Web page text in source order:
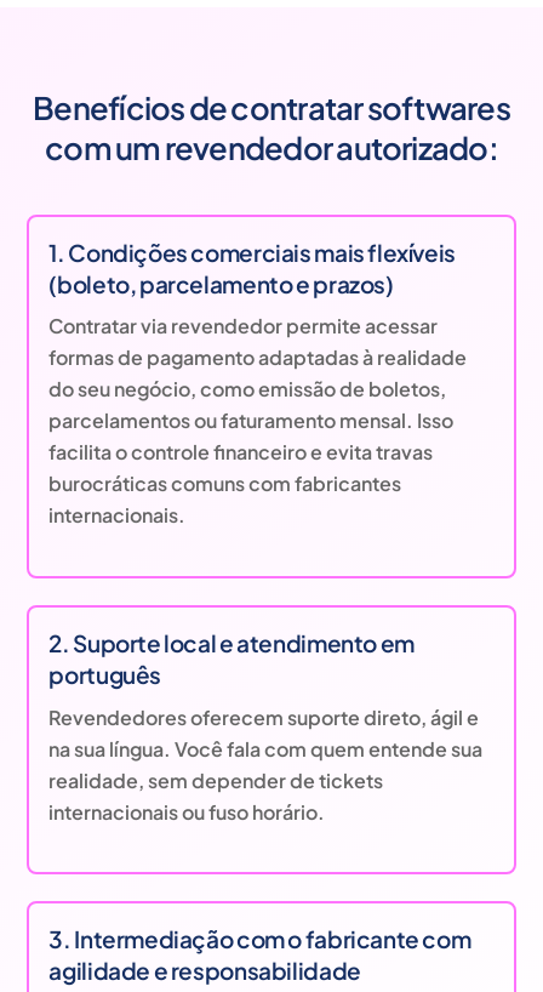
Benefícios de contratar softwares
com um revendedor autorizado:
1. Condições comerciais mais flexíveis
(boleto, parcelamento e prazos)
Contratar via revendedor permite acessar
formas de pagamento adaptadas à realidade
do seu negócio, como emissão de boletos,
parcelamentos ou faturamento mensal. Isso
facilita o controle financeiro e evita travas
burocráticas comuns com fabricantes
internacionais.
2. Suporte local e atendimento em
português
Revendedores oferecem suporte direto, ágil e
na sua língua. Você fala com quem entende sua
realidade, sem depender de tickets
internacionais ou fuso horário.
3. Intermediação com o fabricante com
agilidade e responsabilidade